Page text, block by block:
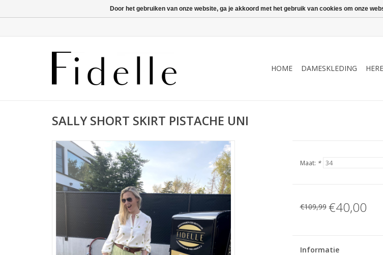
HOME DAMESKLEDING
SALLY SHORT SKIRT PISTACHE UNI
Maat: *
€109,99 €40,00
Informatie
Door het gebruiken van onze website, ga je akkoord met het gebruik van cookies om onze